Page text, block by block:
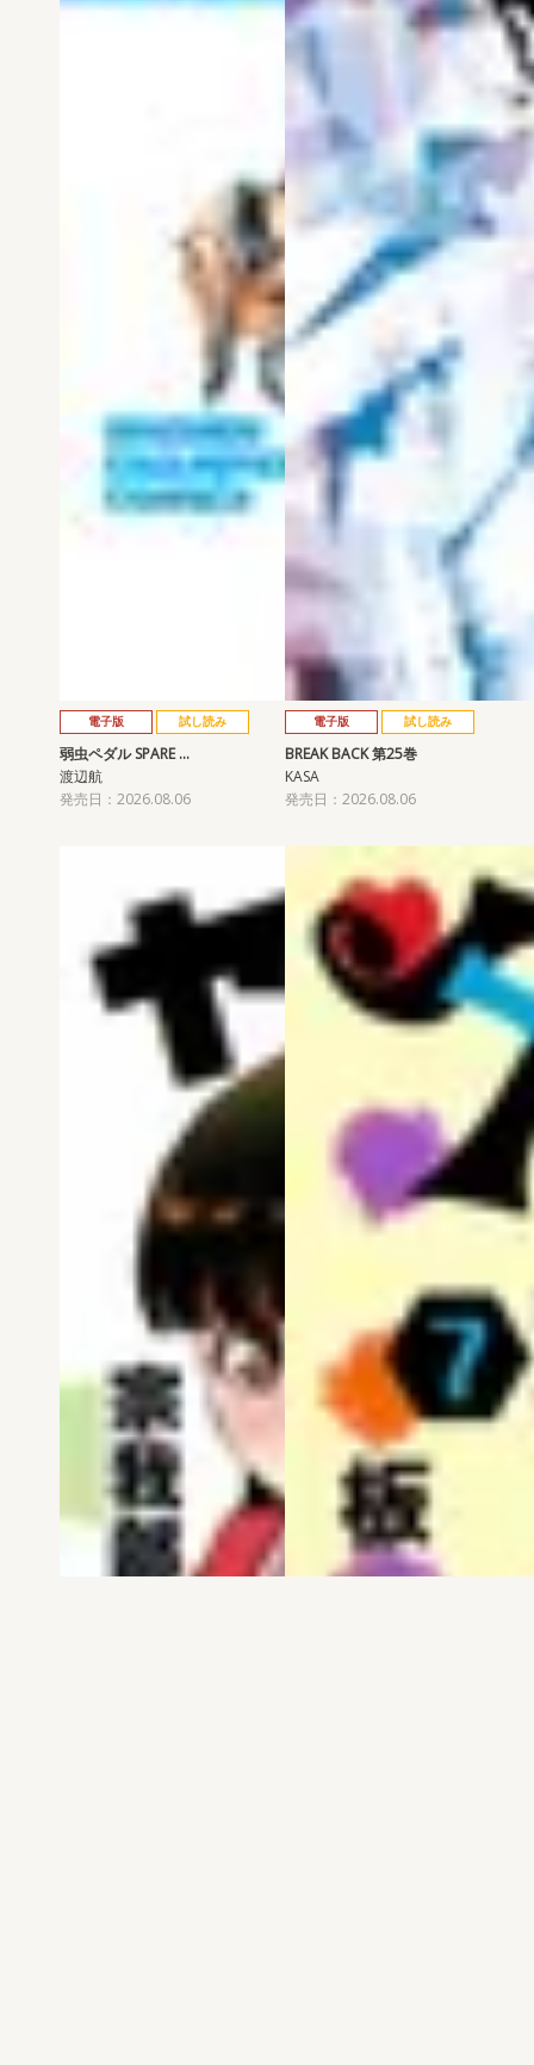
電子版 試し読み
弱虫ペダル SPARE …
渡辺航
発売日：2026.08.06
電子版 試し読み
BREAK BACK 第25巻
KASA
発売日：2026.08.06